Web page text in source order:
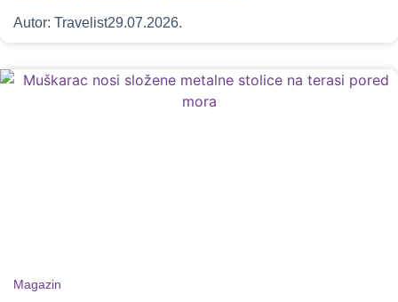
Autor: Travelist29.07.2026.
Magazin